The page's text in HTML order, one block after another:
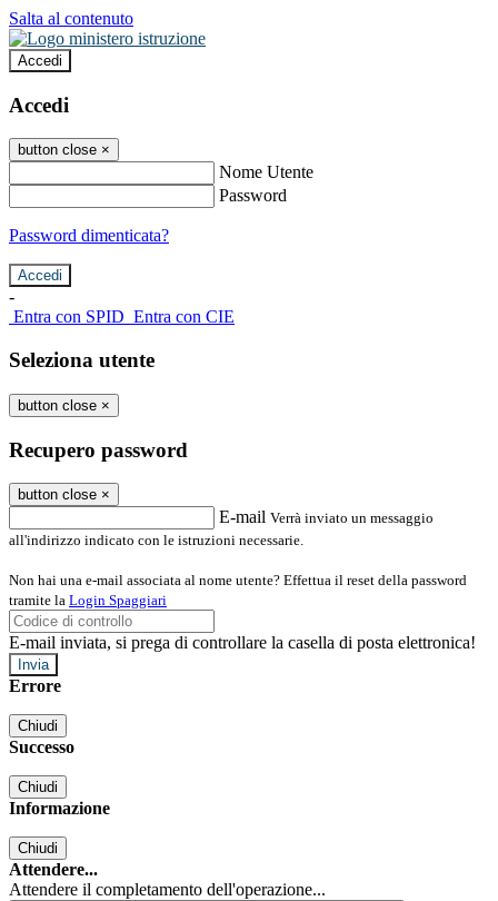
Salta al contenuto
Accedi
Accedi
button close ×
Nome Utente
Password
Password dimenticata?
-
Entra con SPID Entra con CIE
Seleziona utente
button close ×
Recupero password
button close ×
E-mail Verrà inviato un messaggio
all'indirizzo indicato con le istruzioni necessarie.
Non hai una e-mail associata al nome utente? Effettua il reset della password
tramite la Login Spaggiari
E-mail inviata, si prega di controllare la casella di posta elettronica!
Errore
Chiudi
Successo
Chiudi
Informazione
Chiudi
Attendere...
Attendere il completamento dell'operazione...